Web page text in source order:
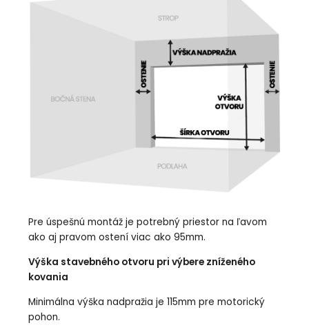
Pre úspešnú montáž je potrebný priestor na ľavom
ako aj pravom ostení viac ako 95mm.
Výška stavebného otvoru pri výbere zníženého
kovania
Minimálna výška nadpražia je 115mm pre motorický
pohon.